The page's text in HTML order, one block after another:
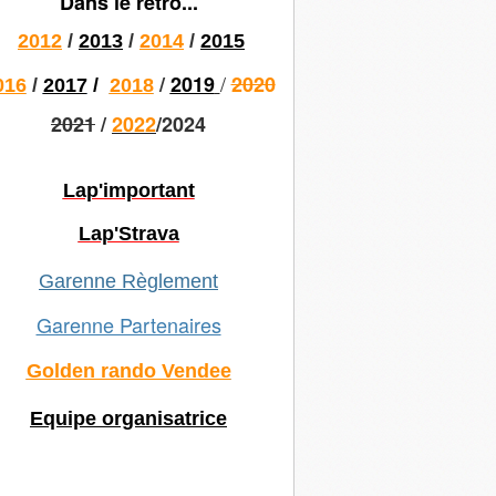
2012 / 2013 / 2014 / 2015
/ 2017/ 2018 / 2019 /2020
2021/2022/2024
Lap'important
Lap'Strava
Garenne Règlement
Garenne Partenaires
Golden rando Vendee
Equipe organisatrice